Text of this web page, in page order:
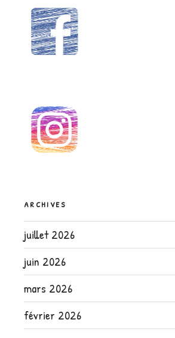
ARCHIVES
juillet 2026
juin 2026
mars 2026
février 2026